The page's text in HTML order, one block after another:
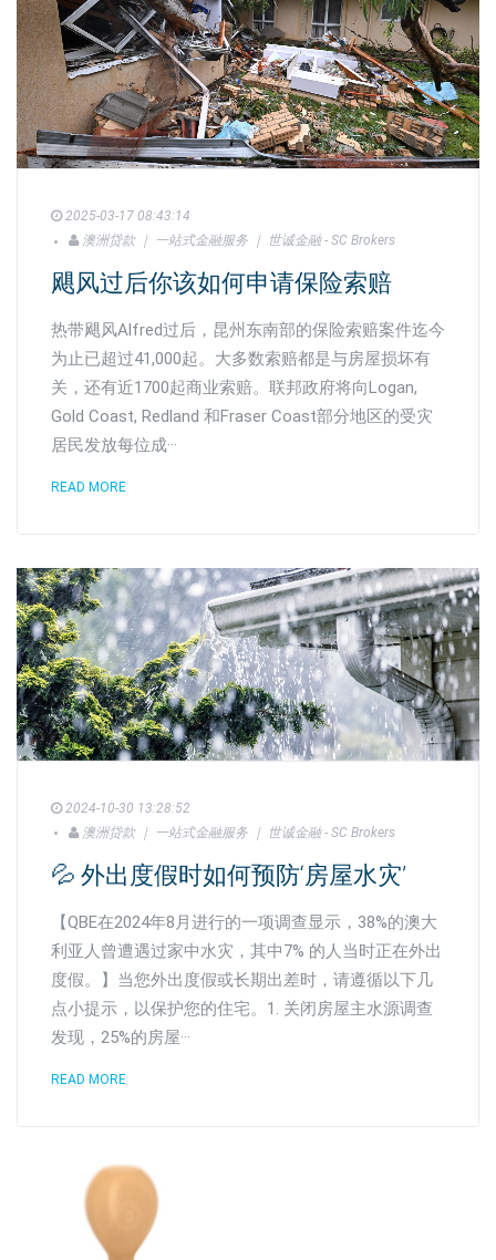
2025-03-17 08:43:14
澳洲贷款 ｜ 一站式金融服务 ｜ 世诚金融 - SC Brokers
飓风过后你该如何申请保险索赔
热带飓风Alfred过后，昆州东南部的保险索赔案件迄今
为止已超过41,000起。大多数索赔都是与房屋损坏有
关，还有近1700起商业索赔。联邦政府将向Logan,
Gold Coast, Redland 和Fraser Coast部分地区的受灾
居民发放每位成···
READ MORE
2024-10-30 13:28:52
澳洲贷款 ｜ 一站式金融服务 ｜ 世诚金融 - SC Brokers
💦 外出度假时如何预防‘房屋水灾’
【QBE在2024年8月进行的一项调查显示，38%的澳大
利亚人曾遭遇过家中水灾，其中7% 的人当时正在外出
度假。】当您外出度假或长期出差时，请遵循以下几
点小提示，以保护您的住宅。1. 关闭房屋主水源调查
发现，25%的房屋···
READ MORE